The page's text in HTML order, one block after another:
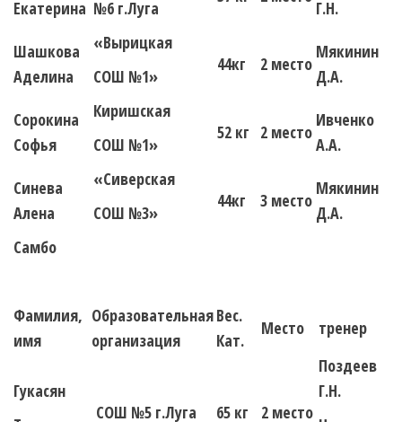
Екатерина №6 г.Луга
Г.Н.
Шашкова
Аделина
«Вырицкая
СОШ №1»
44кг 2 место
Мякинин
Д.А.
Сорокина
Софья
Киришская
СОШ №1»
52 кг 2 место
Ивченко
А.А.
Синева
Алена
«Сиверская
СОШ №3»
44кг 3 место
Мякинин
Д.А.
Самбо
Фамилия,
имя
Образовательная
организация
Вес.
Кат.
Место тренер
Гукасян
СОШ №5 г.Луга 65 кг 2 место
Поздеев
Г.Н.